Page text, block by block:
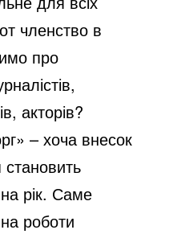
членство в
про
акторів?
– хоча внесок
рік. Саме
роботи